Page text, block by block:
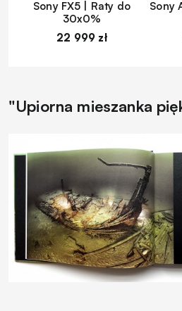
Sony FX5 | Raty do
30x0%
22 999 zł
Sony
"Upiorna mieszanka